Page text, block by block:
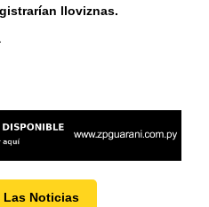
lloviznas.
Las Noticias